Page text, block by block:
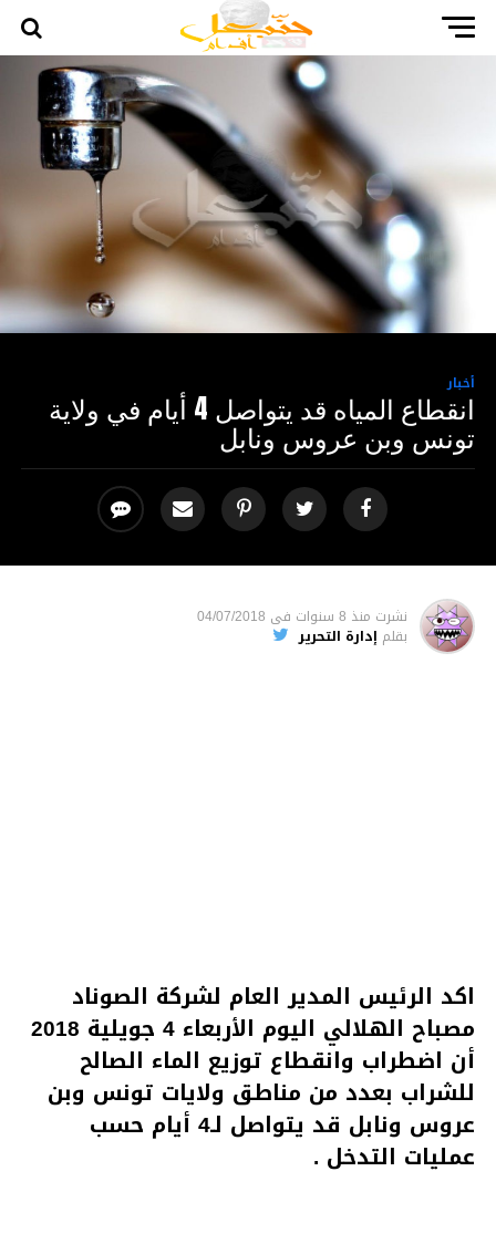
أخبار
انقطاع المياه قد يتواصل 4 أيام في ولاية
تونس وبن عروس ونابل
نشرت منذ 8 سنوات فى 04/07/2018
بقلم إدارة التحرير
اكد الرئيس المدير العام لشركة الصوناد
مصباح الهلالي اليوم الأربعاء 4 جويلية 2018
أن اضطراب وانقطاع توزيع الماء الصالح
للشراب بعدد من مناطق ولايات تونس وبن
عروس ونابل قد يتواصل لـ4 أيام حسب
عمليات التدخل .